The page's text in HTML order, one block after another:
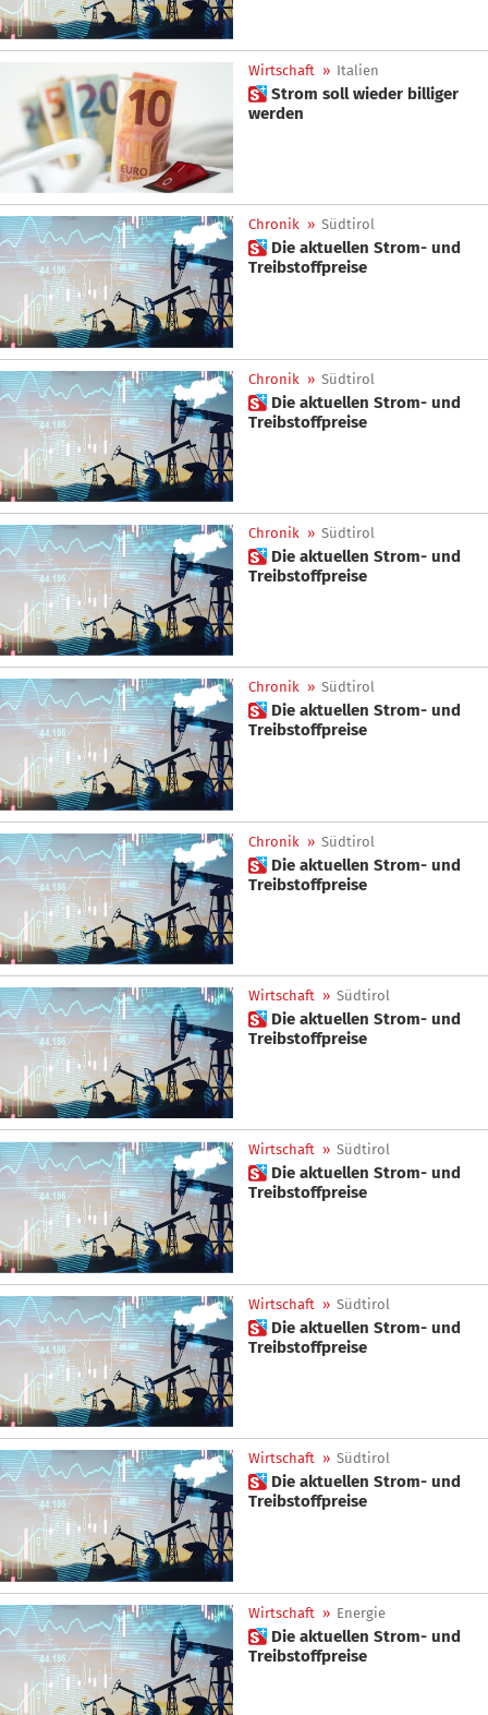
Wirtschaft » Italien
 Strom soll wieder billiger
werden
Chronik » Südtirol
 Die aktuellen Strom- und
Treibstoffpreise
Chronik » Südtirol
 Die aktuellen Strom- und
Treibstoffpreise
Chronik » Südtirol
 Die aktuellen Strom- und
Treibstoffpreise
Chronik » Südtirol
 Die aktuellen Strom- und
Treibstoffpreise
Chronik » Südtirol
 Die aktuellen Strom- und
Treibstoffpreise
Wirtschaft » Südtirol
 Die aktuellen Strom- und
Treibstoffpreise
Wirtschaft » Südtirol
 Die aktuellen Strom- und
Treibstoffpreise
Wirtschaft » Südtirol
 Die aktuellen Strom- und
Treibstoffpreise
Wirtschaft » Südtirol
 Die aktuellen Strom- und
Treibstoffpreise
Wirtschaft » Energie
 Die aktuellen Strom- und
Treibstoffpreise